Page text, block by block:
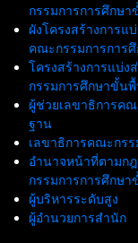
กรรมการการศึกษ
ผังโครงสร้างการแ
คณะกรรมการการ
โครงสร้างการแบ่
กรรมการศึกษาขั้น
ผู้ช่วยเลขาธิการค
ฐาน
เลขาธิการคณะกร
อำนาจหน้าที่ตามก
กรรมการการศึกษ
ผู้บริหารระดับสูง
ผู้อำนวยการสำนัก